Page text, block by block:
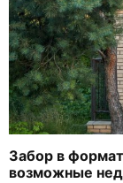
Забор в
возможные